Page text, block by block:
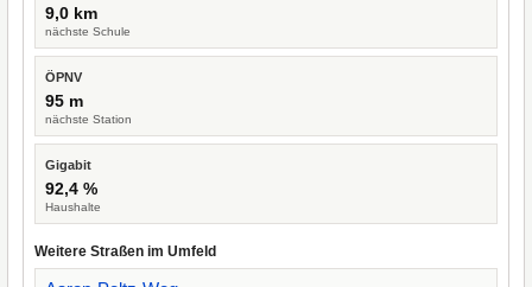
9,0 km
nächste Schule
ÖPNV
95 m
nächste Station
Gigabit
92,4 %
Haushalte
Weitere Straßen im Umfeld